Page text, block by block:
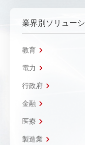
業界別ソリュー
教育
電力
行政府
金融
医療
製造業